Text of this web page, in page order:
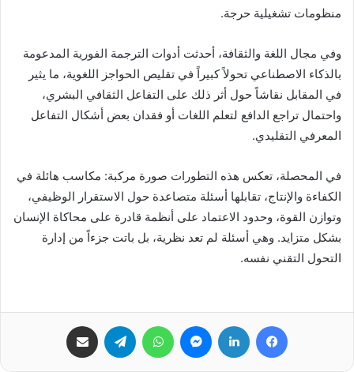
منظومات تشغيلية حرجة.
وفي مجال اللغة والثقافة، أحدثت أدوات الترجمة الفورية المدعومة
بالذكاء الاصطناعي تحولاً كبيراً في تقليص الحواجز اللغوية، ما يثير
في المقابل نقاشاً حول أثر ذلك على التفاعل الثقافي البشري،
واحتمال تراجع الدافع لتعلم اللغات أو فقدان بعض أشكال التفاعل
المعرفي التقليدي.
في المحصلة، تعكس هذه التطورات صورة مركبة: مكاسب هائلة في
الكفاءة والإنتاج، تقابلها أسئلة متصاعدة حول الاستقرار الوظيفي،
وتوازن القوة، وحدود الاعتماد على أنظمة قادرة على محاكاة الإنسان
بشكل متزايد. وهي أسئلة لم تعد نظرية، بل باتت جزءاً من إدارة
التحول التقني نفسه.
فيسبوك لينكدإن ماسنجر واتساب تيلقرام